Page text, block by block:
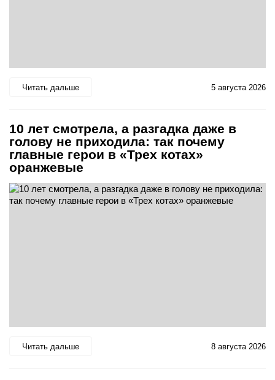
Читать дальше 5 августа 2026
10 лет смотрела, а разгадка даже в
голову не приходила: так почему
главные герои в «Трех котах»
оранжевые
Читать дальше 8 августа 2026